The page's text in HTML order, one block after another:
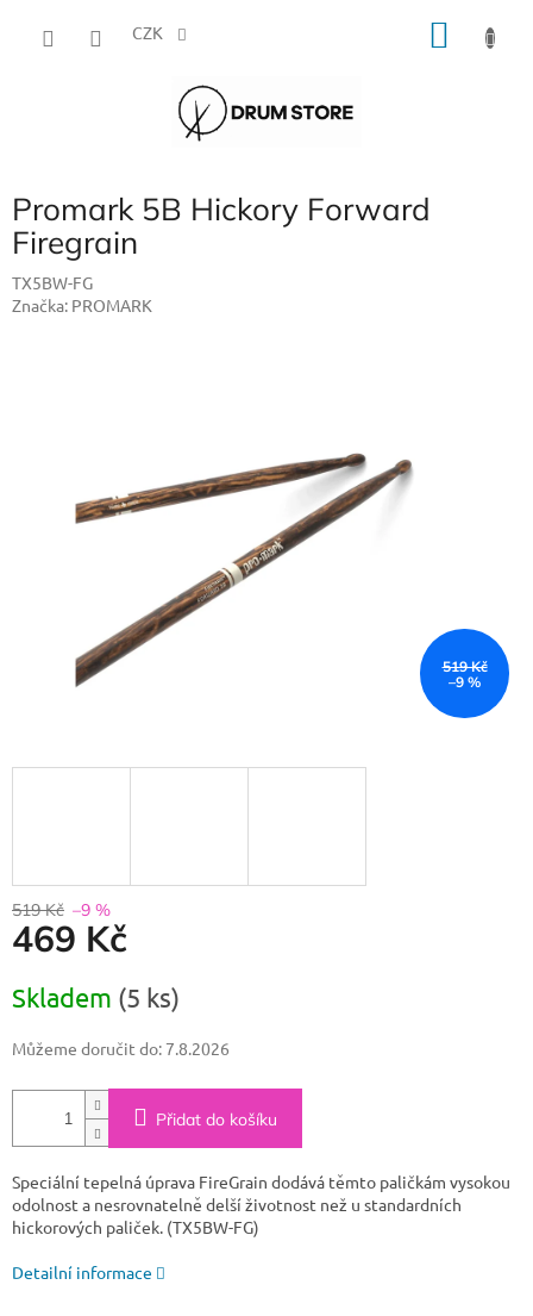
CZK
Promark 5B Hickory Forward
Firegrain
TX5BW-FG
Značka: PROMARK
519 Kč
–9 %
519 Kč –9 %
469 Kč
cena:
Skladem (5 ks)
Můžeme doručit do: 7.8.2026
Přidat do košíku
Speciální tepelná úprava FireGrain dodává těmto paličkám vysokou
odolnost a nesrovnatelně delší životnost než u standardních
hickorových paliček. (TX5BW-FG)
Detailní informace